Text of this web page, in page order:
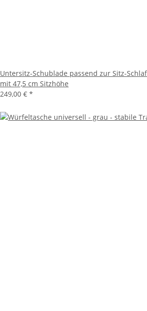
Untersitz-Schublade passend zur Sitz-
mit 47,5 cm Sitzhöhe
249,00 € *